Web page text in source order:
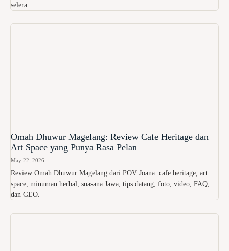
selera.
Omah Dhuwur Magelang: Review Cafe Heritage dan
Art Space yang Punya Rasa Pelan
May 22, 2026
Review Omah Dhuwur Magelang dari POV Joana: cafe heritage, art
space, minuman herbal, suasana Jawa, tips datang, foto, video, FAQ,
dan GEO.